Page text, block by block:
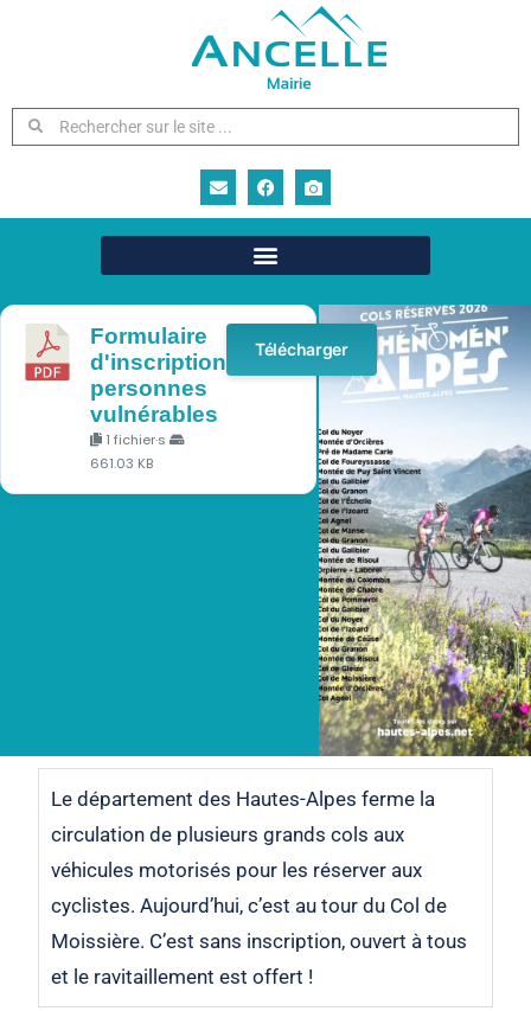
Formulaire
d'inscription
personnes
vulnérables
1 fichier·s
661.03 KB
Télécharger
Cols réservés 2026 :
Col de Moissière
Sports
Le département des Hautes-Alpes ferme la
circulation de plusieurs grands cols aux
véhicules motorisés pour les réserver aux
cyclistes. Aujourd’hui, c’est au tour du Col de
Moissière. C’est sans inscription, ouvert à tous
et le ravitaillement est offert !